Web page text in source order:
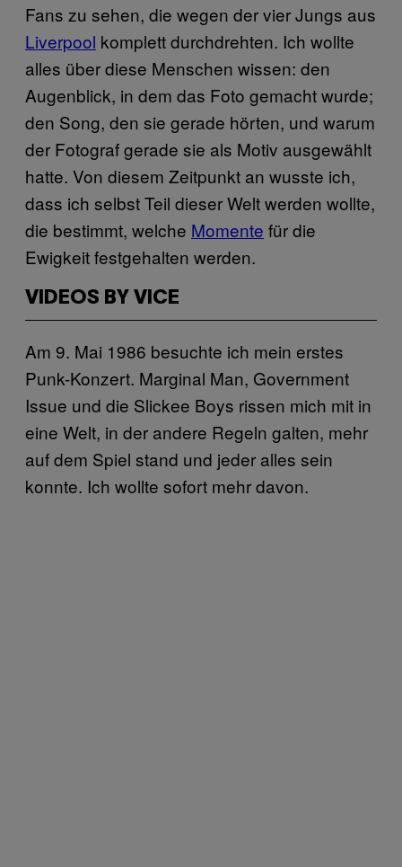
Fans zu sehen, die wegen der vier Jungs aus
Liverpool komplett durchdrehten. Ich wollte
alles über diese Menschen wissen: den
Augenblick, in dem das Foto gemacht wurde;
den Song, den sie gerade hörten, und warum
der Fotograf gerade sie als Motiv ausgewählt
hatte. Von diesem Zeitpunkt an wusste ich,
dass ich selbst Teil dieser Welt werden wollte,
die bestimmt, welche Momente für die
Ewigkeit festgehalten werden.
VIDEOS BY VICE
Am 9. Mai 1986 besuchte ich mein erstes
Punk-Konzert. Marginal Man, Government
Issue und die Slickee Boys rissen mich mit in
eine Welt, in der andere Regeln galten, mehr
auf dem Spiel stand und jeder alles sein
konnte. Ich wollte sofort mehr davon.